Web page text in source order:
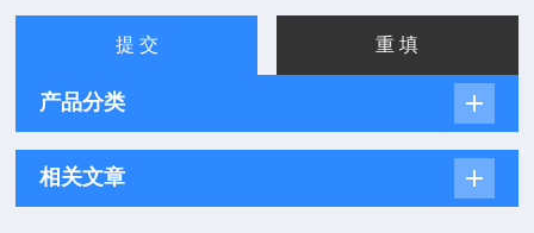
产品分类
相关文章